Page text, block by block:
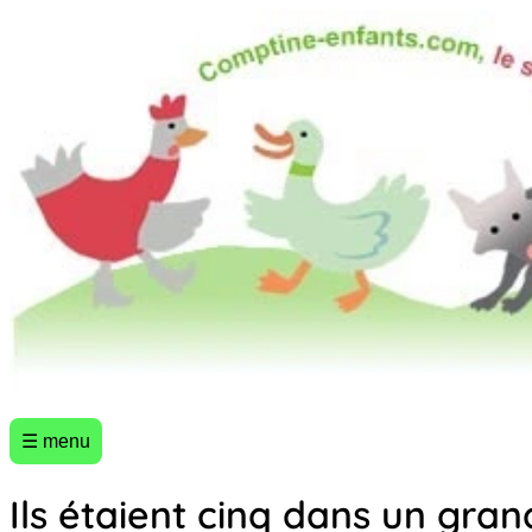
☰ menu
Ils étaient cinq dans un